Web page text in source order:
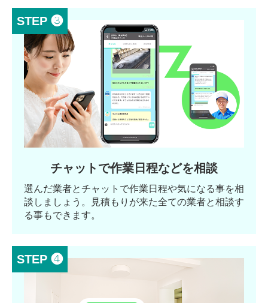
STEP ❸
チャットで作業日程などを相談
選んだ業者とチャットで作業日程や気になる事を相
談しましょう。見積もりが来た全ての業者と相談す
る事もできます。
STEP ❹